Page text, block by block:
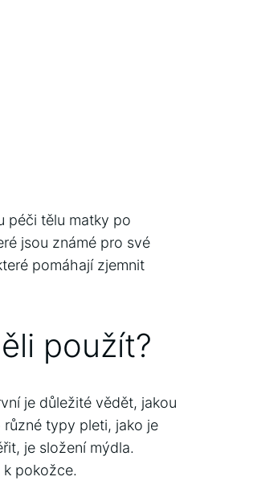
péči tělu matky po
jsou známé pro své
pomáhají zjemnit
použít?
je důležité vědět, jakou
typy pleti, jako je
je složení mýdla.
pokožce.